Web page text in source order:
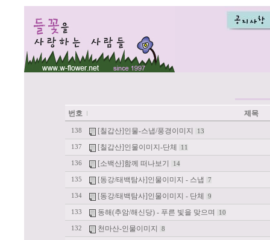
번호 제목
138 [칠갑산]인물-스냅/풍경이미지 13
137 [칠갑산]인물이미지-단체 11
136 [소백산]함께 떠나보기 14
135 [동강/태백탐사]인물이미지 - 스냅 7
134 [동강/태백탐사]인물이미지 - 단체 9
133 동해(추암/해신당) - 푸른 빛을 맞으며 10
132 천마산-인물이미지 8